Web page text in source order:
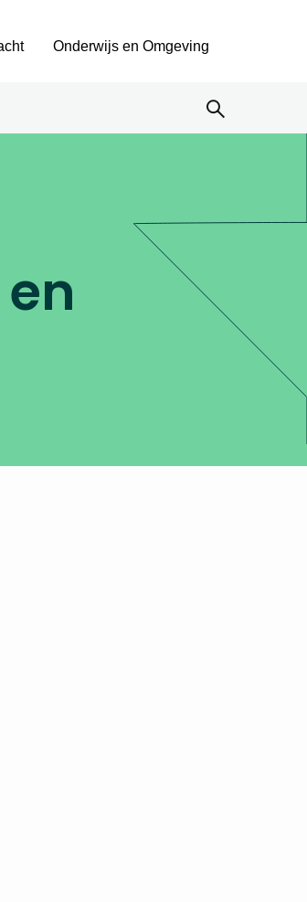
Onderwijs en Omgeving